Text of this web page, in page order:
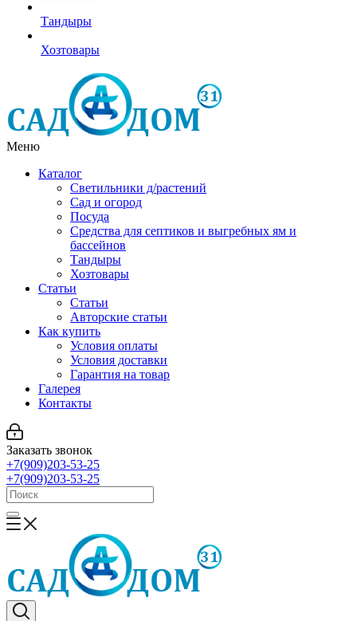
Тандыры
Хозтовары
Меню
Каталог
Светильники д/растений
Сад и огород
Посуда
Средства для септиков и выгребных ям и
бассейнов
Тандыры
Хозтовары
Статьи
Статьи
Авторские статьи
Как купить
Условия оплаты
Условия доставки
Гарантия на товар
Галерея
Контакты
Заказать звонок
+7(909)203-53-25
+7(909)203-53-25